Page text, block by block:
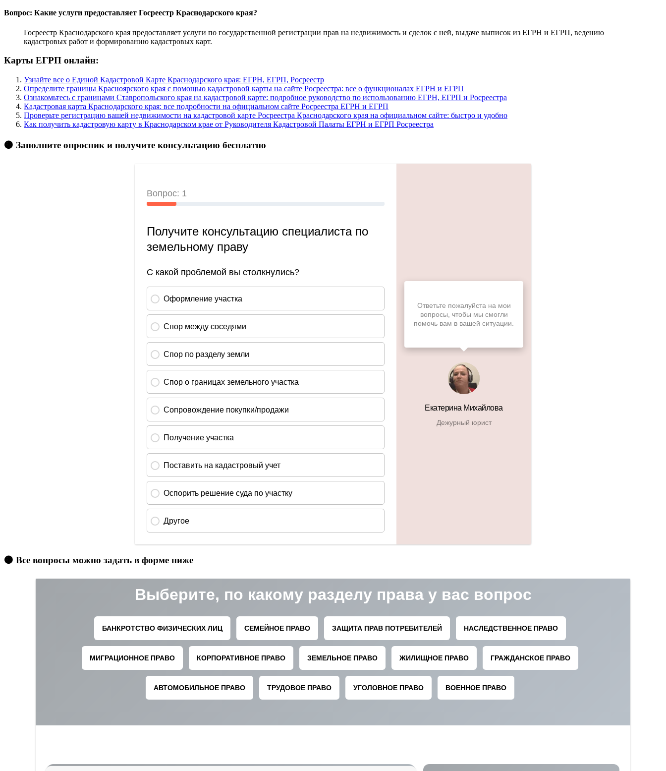
Вопрос: Какие услуги предоставляет Госреестр Краснодарского края?
Госреестр Краснодарского края предоставляет услуги по государственной регистрации прав на недвижимость и сделок с ней, выдаче выписок из ЕГРН и ЕГРП, ведению
кадастровых работ и формированию кадастровых карт.
Карты ЕГРП онлайн:
Узнайте все о Единой Кадастровой Карте Краснодарского края: ЕГРН, ЕГРП, Росреестр
Определите границы Красноярского края с помощью кадастровой карты на сайте Росреестра: все о функционалах ЕГРН и ЕГРП
Ознакомьтесь с границами Ставропольского края на кадастровой карте: подробное руководство по использованию ЕГРН, ЕГРП и Росреестра
Кадастровая карта Краснодарского края: все подробности на официальном сайте Росреестра ЕГРН и ЕГРП
Проверьте регистрацию вашей недвижимости на кадастровой карте Росреестра Краснодарского края на официальном сайте: быстро и удобно
Как получить кадастровую карту в Краснодарском крае от Руководителя Кадастровой Палаты ЕГРН и ЕГРП Росреестра
🟠 Заполните опросник и получите консультацию бесплатно
🟠 Все вопросы можно задать в форме ниже